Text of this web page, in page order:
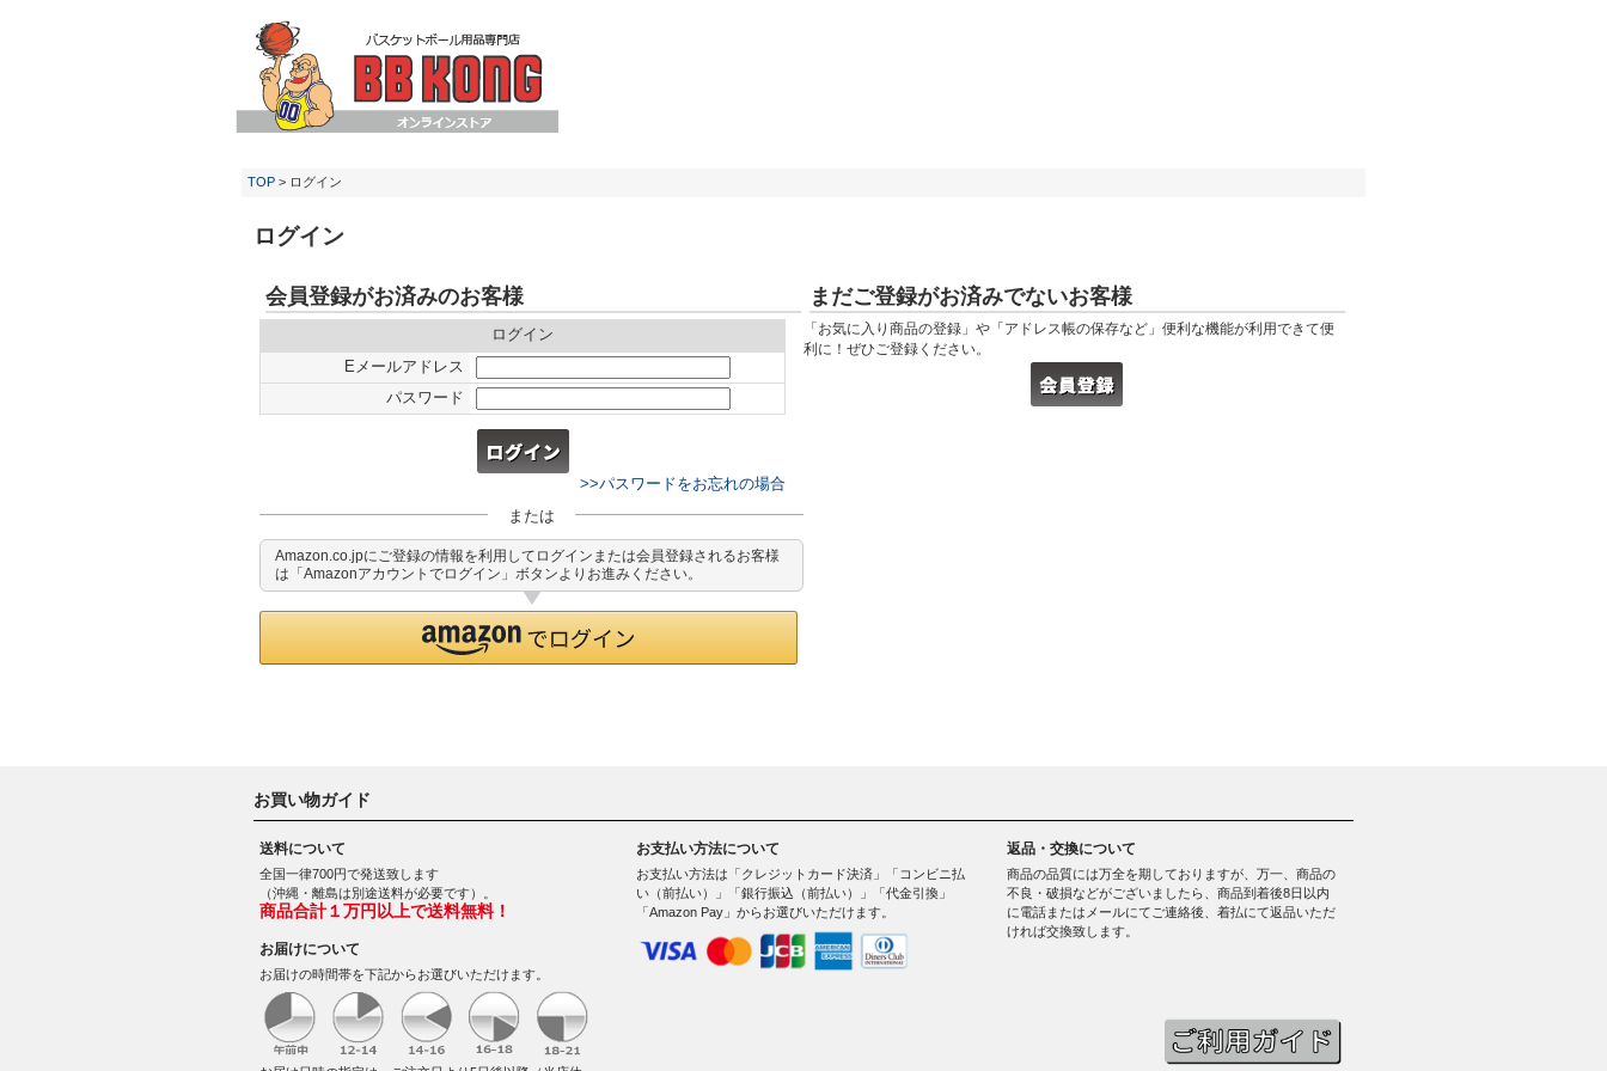
TOP > ログイン
ログイン
会員登録がお済みのお客様
ログイン
Eメールアドレス
パスワード
>>パスワードをお忘れの場合
または
Amazon.co.jpにご登録の情報を利用してログインまたは会員登録されるお客様
は「Amazonアカウントでログイン」ボタンよりお進みください。
まだご登録がお済みでないお客様
「お気に入り商品の登録」や「アドレス帳の保存など」便利な機能が利用できて便
利に！ぜひご登録ください。
お買い物ガイド
送料について
全国一律700円で発送致します
（沖縄・離島は別途送料が必要です）。
商品合計１万円以上で送料無料！
お届けについて
お届けの時間帯を下記からお選びいただけます。
お支払い方法について
お支払い方法は「クレジットカード決済」「コンビニ払
い（前払い）」「銀行振込（前払い）」「代金引換」
「Amazon Pay」からお選びいただけます。
返品・交換について
商品の品質には万全を期しておりますが、万一、商品の
不良・破損などがございましたら、商品到着後8日以内
に電話またはメールにてご連絡後、着払にて返品いただ
ければ交換致します。